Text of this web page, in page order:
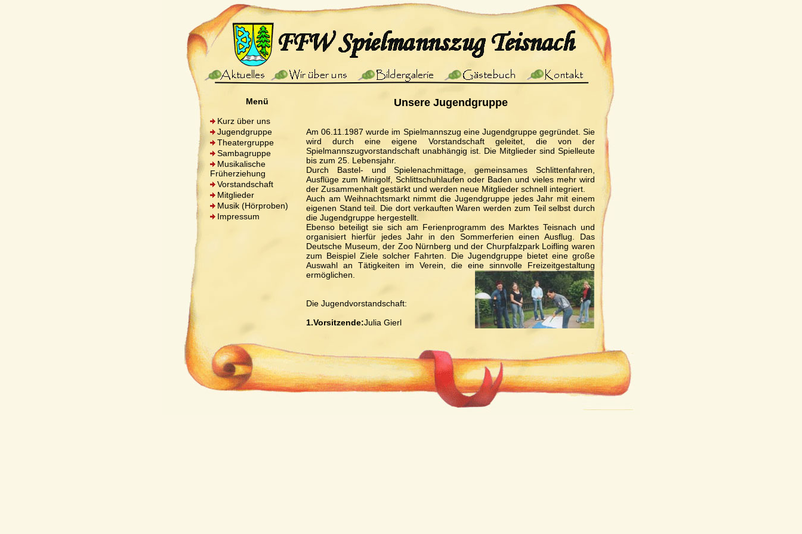
Menü
Kurz über uns
Jugendgruppe
Theatergruppe
Sambagruppe
Musikalische
Früherziehung
Vorstandschaft
Mitglieder
Musik (Hörproben)
Impressum
Unsere Jugendgruppe
Am 06.11.1987 wurde im Spielmannszug eine Jugendgruppe gegründet. Sie
wird durch eine eigene Vorstandschaft geleitet, die von der
Spielmannszugvorstandschaft unabhängig ist. Die Mitglieder sind Spielleute
bis zum 25. Lebensjahr.
Durch Bastel- und Spielenachmittage, gemeinsames Schlittenfahren,
Ausflüge zum Minigolf, Schlittschuhlaufen oder Baden und vieles mehr wird
der Zusammenhalt gestärkt und werden neue Mitglieder schnell integriert.
Auch am Weihnachtsmarkt nimmt die Jugendgruppe jedes Jahr mit einem
eigenen Stand teil. Die dort verkauften Waren werden zum Teil selbst durch
die Jugendgruppe hergestellt.
Ebenso beteiligt sie sich am Ferienprogramm des Marktes Teisnach und
organisiert hierfür jedes Jahr in den Sommerferien einen Ausflug. Das
Deutsche Museum, der Zoo Nürnberg und der Churpfalzpark Loifling waren
zum Beispiel Ziele solcher Fahrten. Die Jugendgruppe bietet eine große
Auswahl an Tätigkeiten im Verein, die eine sinnvolle Freizeitgestaltung
ermöglichen.
Die Jugendvorstandschaft:
1.Vorsitzende:Julia Gierl
Beisitzer:Alina Wittenzellner, Miriam Kopp, Fabian Blüml, Julia Peischl